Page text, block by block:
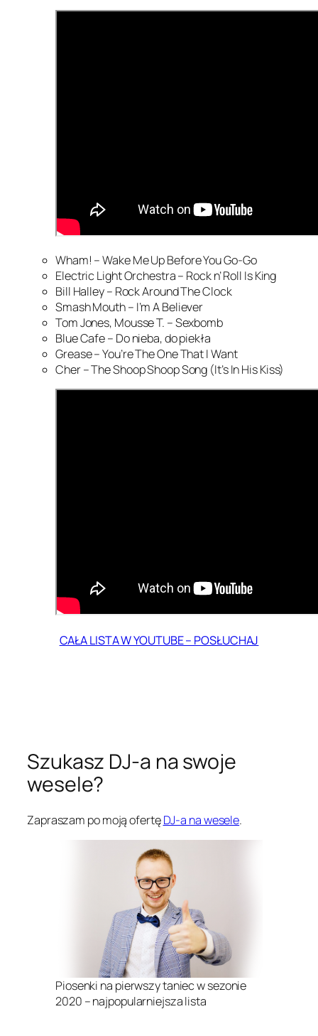
Wham! – Wake Me Up Before You Go-Go
Electric Light Orchestra – Rock n’ Roll Is King
Bill Halley – Rock Around The Clock
Smash Mouth – I’m A Believer
Tom Jones, Mousse T. – Sexbomb
Blue Cafe – Do nieba, do piekła
Grease – You’re The One That I Want
Cher – The Shoop Shoop Song (It’s In His Kiss)
CAŁA LISTA W YOUTUBE – POSŁUCHAJ
Szukasz DJ-a na swoje
wesele?
Zapraszam po moją ofertęDJ-a na wesele.
Piosenki na pierwszy taniec w sezonie
2020 – najpopularniejsza lista